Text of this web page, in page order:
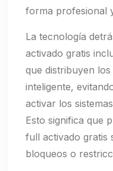
forma profesional
La tecnología
activado gratis
que distribuyen
inteligente,
activar los
Esto significa que
full activado gratis
bloqueos o